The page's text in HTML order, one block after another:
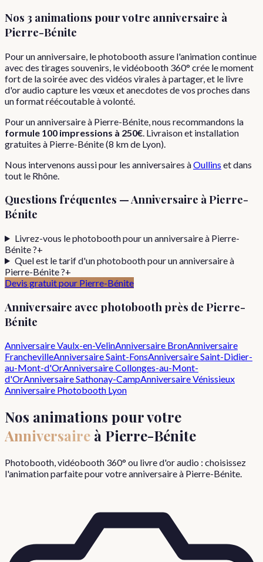
Nos 3 animations pour votre anniversaire à
Pierre-Bénite
Pour un anniversaire, le photobooth assure l'animation continue
avec des tirages souvenirs, le vidéobooth 360° crée le moment
fort de la soirée avec des vidéos virales à partager, et le livre
d'or audio capture les vœux et anecdotes de vos proches dans
un format réécoutable à volonté.
Pourunanniversaireà Pierre-Bénite , nous recommandons la
formule 100 impressions à 250€ . Livraison et installation
gratuites à Pierre-Bénite(8 km de Lyon).
Nous intervenons aussi pour les anniversaires àOullins et dans
tout le Rhône
Questions fréquentes —Anniversaire àPierre-
Bénite
Livrez-vous le photobooth pour un anniversaire à Pierre-
Bénite ?+
Quel est le tarif d'un photobooth pour un anniversaire à
Pierre-Bénite ?+
Devis gratuit pour Pierre-Bénite
Anniversaire avec photobooth près de Pierre-
Bénite
AnniversaireVaulx-en-VelinAnniversaire BronAnniversaire
FranchevilleAnniversaireSaint-FonsAnniversaireSaint-Didier-
au-Mont-d'OrAnniversaireCollonges-au-Mont-
d'OrAnniversaireSathonay-CampAnniversaireVénissieux
Anniversaire Photobooth Lyon
Nos animations pour votre
Anniversaire à Pierre-Bénite
Photobooth, vidéobooth 360° ou livre d'or audio : choisissez
l'animation parfaite pour votreanniversaireà Pierre-Bénite.